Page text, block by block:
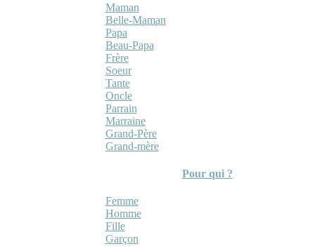
Maman
Belle-Maman
Papa
Beau-Papa
Frère
Soeur
Tante
Oncle
Parrain
Marraine
Grand-Père
Grand-mère
Pour qui ?
Femme
Homme
Fille
Garçon